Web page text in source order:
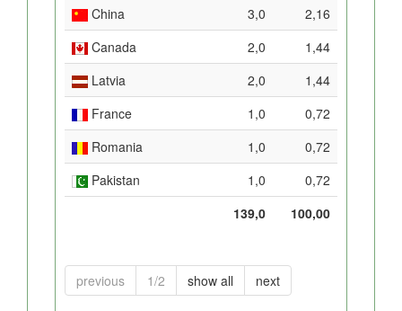
China
3,0
2,16
Canada
2,0
1,44
Latvia
2,0
1,44
France
1,0
0,72
Romania
1,0
0,72
Pakistan
1,0
0,72
139,0
100,00
previous 1/2 show all next